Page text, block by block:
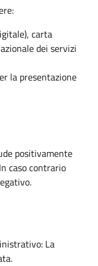
carta
dei servizi
la presentazione
positivamente
caso contrario
La